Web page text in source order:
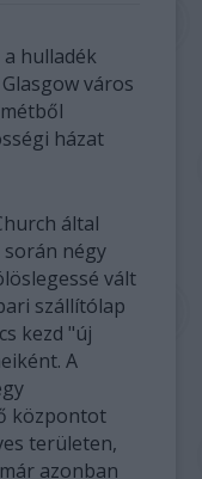
hulladék
város
házat
által
négy
vált
szállítólap
kezd "új
A
központot
területen,
azonban